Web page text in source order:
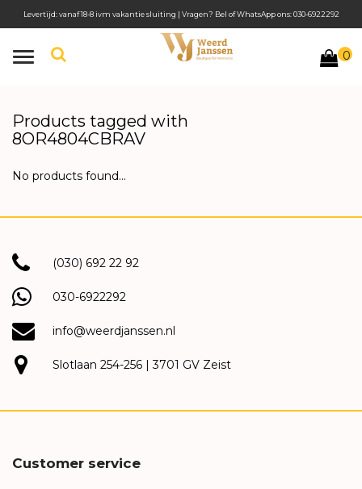
Toggle
0
Levertijd: vanaf 18-8 ivm vakantie sluiting | Vragen? Bel of WhatsApp ons: 030-6922292
Products tagged with
8OR4804CBRAV
No products found...
(030) 692 22 92
030-6922292
info@weerdjanssen.nl
Slotlaan 254-256 | 3701 GV Zeist
Customer service